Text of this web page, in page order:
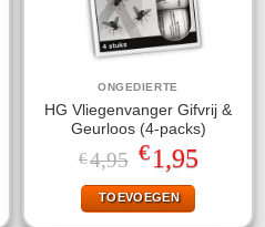
ONGEDIERTE
HG Vliegenvanger Gifvrij &
Geurloos (4-packs)
€4,95 Oorspronkelijke
prijs
was:
€4,95.
€1,95Huidige
prijs
is:
€1,95.
TOEVOEGEN